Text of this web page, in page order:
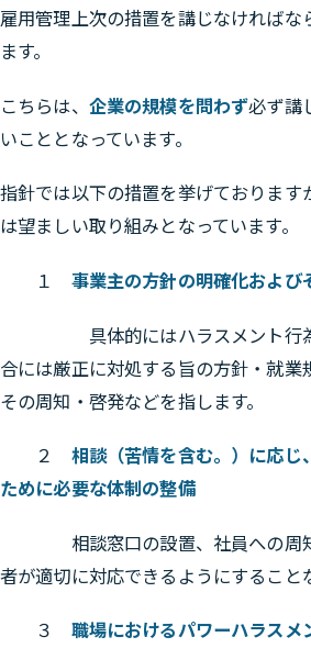
雇用管理上次の措置を講じなければな
ます。
こちらは、 企業の規模を問わず必ず講
いこととなっています。
指針では以下の措置を挙げております
は望ましい取り組みとなっています。
１ 事業主の方針の明確化および
具体的にはハラスメント行為
合には厳正に対処する旨の方針・就業
その周知・啓発などを指します。
２ 相談（苦情を含む。）に応じ
ために必要な体制の整備
相談窓口の設置、社員への周知
者が適切に対応できるようにすること
３ 職場におけるパワーハラスメ